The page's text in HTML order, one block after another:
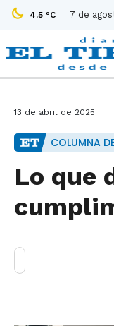
4.5 ºC 7 de
13 de abril de 2025
COLUMNA
Lo que